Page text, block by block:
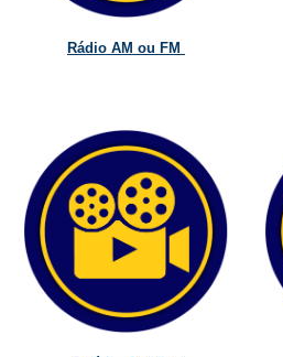
Rádio AM ou FM